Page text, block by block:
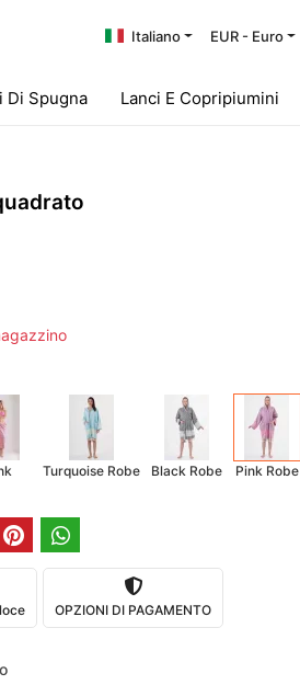
Italiano EUR - Euro
Di Spugna Lanci E Copripiumini
Turquoise Robe Black Robe Pink Robe
OPZIONI DI PAGAMENTO